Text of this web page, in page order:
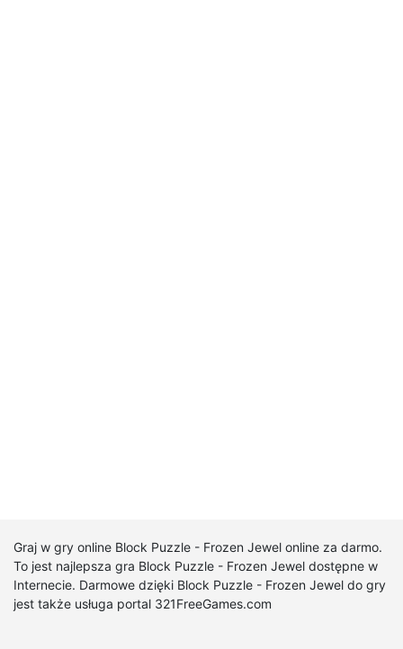
Graj w gry online Block Puzzle - Frozen Jewel online za darmo.
To jest najlepsza gra Block Puzzle - Frozen Jewel dostępne w
Internecie. Darmowe dzięki Block Puzzle - Frozen Jewel do gry
jest także usługa portal 321FreeGames.com